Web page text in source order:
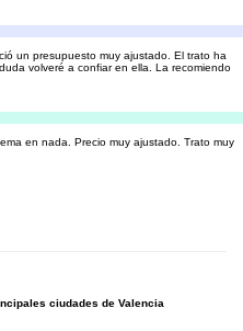
un presupuesto muy ajustado. El trato ha
volveré a confiar en ella. La recomiendo
en nada. Precio muy ajustado. Trato muy
ciudades de Valencia